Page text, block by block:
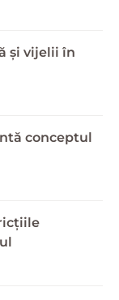
și vijelii în
conceptul